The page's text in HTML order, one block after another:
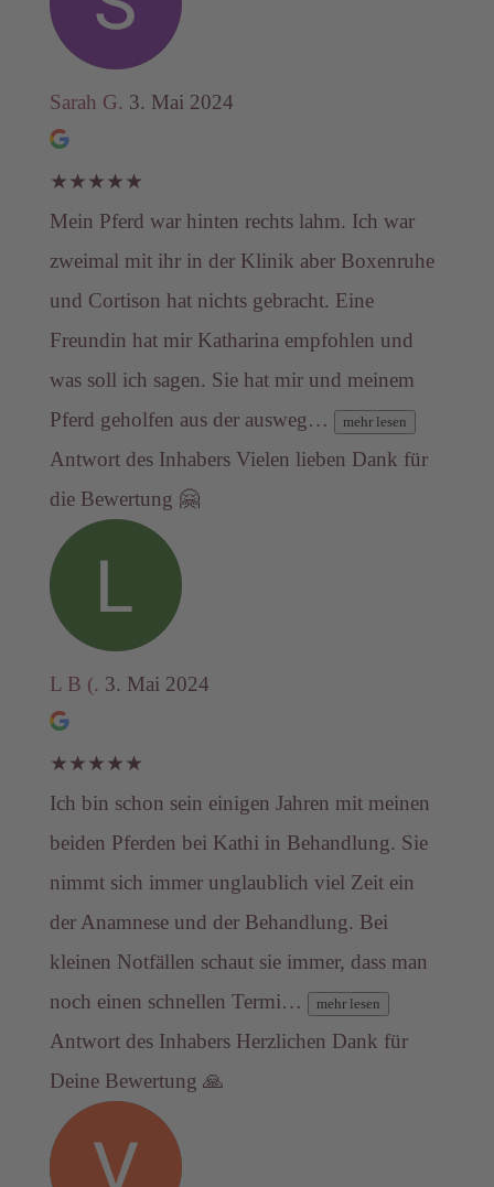
Sarah G. 3. Mai 2024
★★★★★
Mein Pferd war hinten rechts lahm. Ich war
zweimal mit ihr in der Klinik aber Boxenruhe
und Cortison hat nichts gebracht. Eine
Freundin hat mir Katharina empfohlen und
was soll ich sagen. Sie hat mir und meinem
Pferd geholfen aus der ausweg…
mehr lesen
Antwort des Inhabers Vielen lieben Dank für
die Bewertung 🤗
L B (. 3. Mai 2024
★★★★★
Ich bin schon sein einigen Jahren mit meinen
beiden Pferden bei Kathi in Behandlung. Sie
nimmt sich immer unglaublich viel Zeit ein
der Anamnese und der Behandlung. Bei
kleinen Notfällen schaut sie immer, dass man
noch einen schnellen Termi…
mehr lesen
Antwort des Inhabers Herzlichen Dank für
Deine Bewertung 🙏